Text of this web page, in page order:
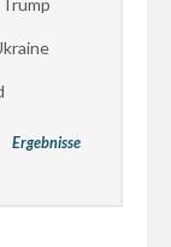
Ergebnisse